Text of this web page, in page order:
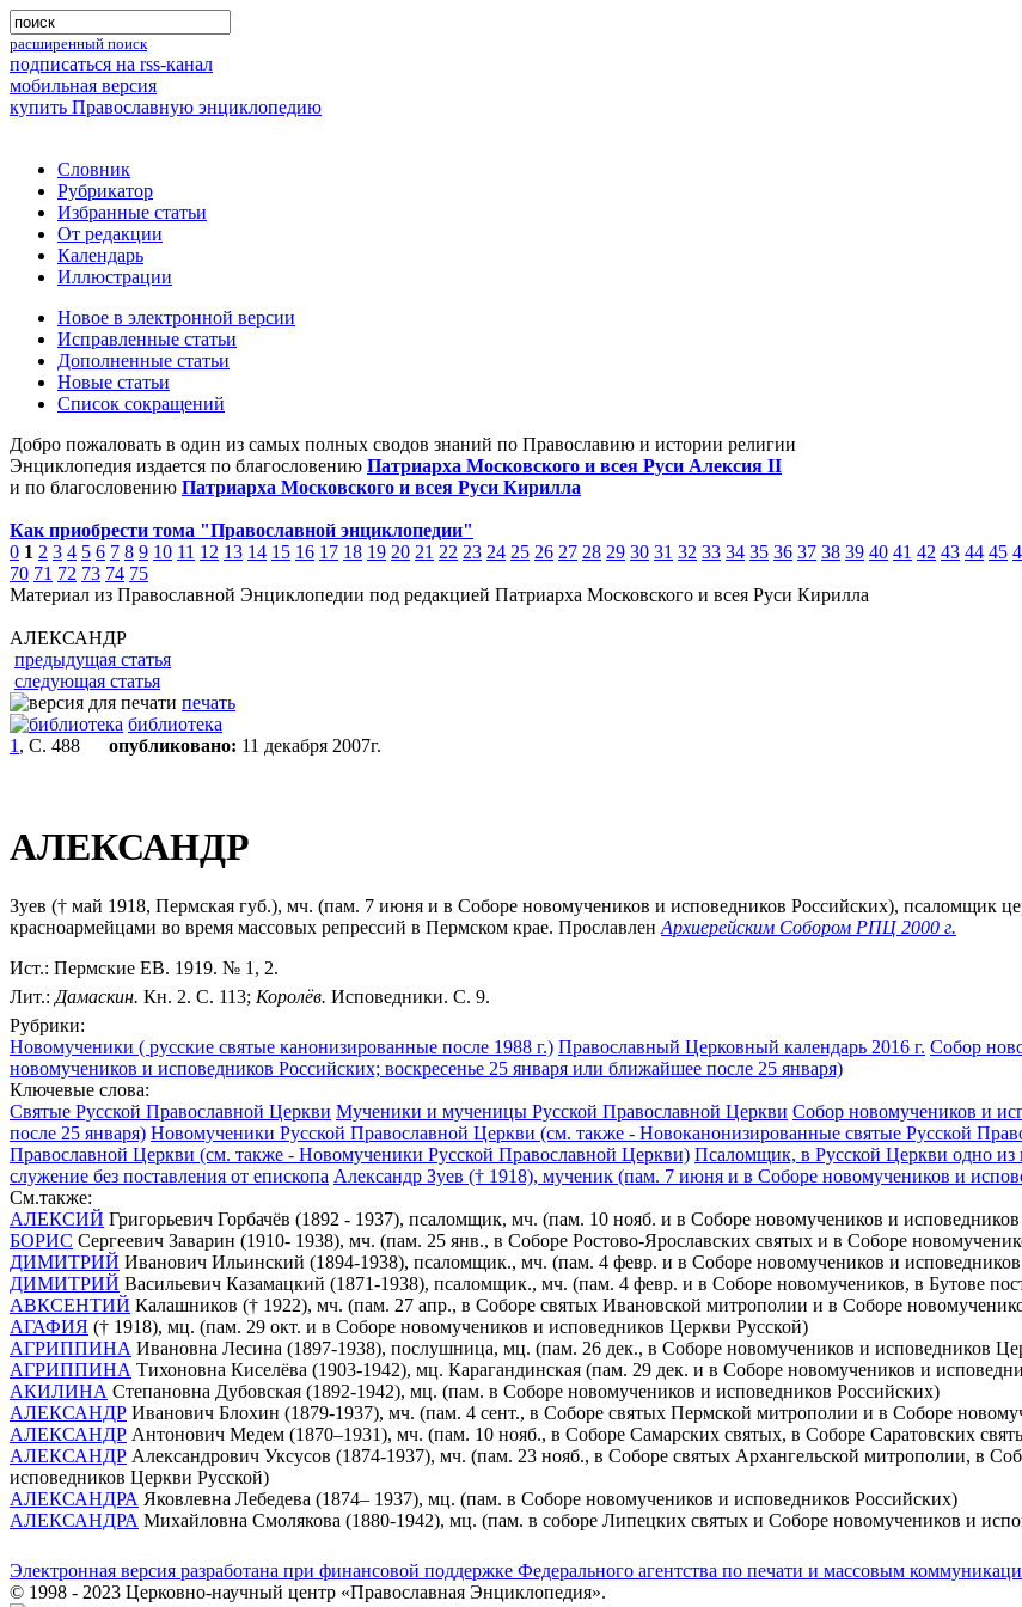
расширенный поиск
подписаться на rss-канал
мобильная версия
купить Православную энциклопедию
Словник
Рубрикатор
Избранные статьи
От редакции
Календарь
Иллюстрации
Новое в электронной версии
Исправленные статьи
Дополненные статьи
Новые статьи
Список сокращений
Добро пожаловать в один из самых полных сводов знаний по Православию и истории религии
Энциклопедия издается по благословению Патриарха Московского и всея Руси Алексия II
и по благословению Патриарха Московского и всея Руси Кирилла
Как приобрести тома "Православной энциклопедии"
0 1 2 3 4 5 6 7 8 9 10 11 12 13 14 15 16 17 18 19 20 21 22 23 24 25 26 27 28 29 30 31 32 33 34 35 36 37 38 39 40 41 42 43 44 45
70 71 72 73 74 75
Материал из Православной Энциклопедии под редакцией Патриарха Московского и всея Руси Кирилла
АЛЕКСАНДР
предыдущая статья
следующая статья
печать
библиотека
1 , С. 488 опубликовано: 11 декабря 2007г.
АЛЕКСАНДР
Зуев († май 1918, Пермская губ.), мч. (пам. 7 июня и в Соборе новомучеников и исповедников Российских), псаломщик
красноармейцами во время массовых репрессий в Пермском крае. Прославлен Архиерейским Собором РПЦ 2000 г.
Ист.: Пермские ЕВ. 1919. № 1, 2.
Лит.: Дамаскин. Кн. 2. С. 113; Королёв. Исповедники. С. 9.
Рубрики:
Новомученики ( русские святые канонизированные после 1988 г.) Православный Церковный календарь 2016 г. Собор
новомучеников и исповедников Российских; воскресенье 25 января или ближайшее после 25 января)
Ключевые слова:
Святые Русской Православной Церкви Мученики и мученицы Русской Православной Церкви Собор новомучеников и
после 25 января) Новомученики Русской Православной Церкви (см. также - Новоканонизированные святые Русской
Православной Церкви (см. также - Новомученики Русской Православной Церкви) Псаломщик, в Русской Церкви одно из
служение без поставления от епископа Александр Зуев († 1918), мученик (пам. 7 июня и в Соборе новомучеников и
См.также:
АЛЕКСИЙ Григорьевич Горбачёв (1892 - 1937), псаломщик, мч. (пам. 10 нояб. и в Соборе новомучеников и
БОРИС Сергеевич Заварин (1910- 1938), мч. (пам. 25 янв., в Соборе Ростово-Ярославских святых и в Соборе
ДИМИТРИЙ Иванович Ильинский (1894-1938), псаломщик., мч. (пам. 4 февр. и в Соборе новомучеников и
ДИМИТРИЙ Васильевич Казамацкий (1871-1938), псаломщик., мч. (пам. 4 февр. и в Соборе новомучеников, в Бутове
АВКСЕНТИЙ Калашников († 1922), мч. (пам. 27 апр., в Соборе святых Ивановской митрополии и в Соборе
АГАФИЯ († 1918), мц. (пам. 29 окт. и в Соборе новомучеников и исповедников Церкви Русской)
АГРИППИНА Ивановна Лесина (1897-1938), послушница, мц. (пам. 26 дек., в Соборе новомучеников и исповедников
АГРИППИНА Тихоновна Киселёва (1903-1942), мц. Карагандинская (пам. 29 дек. и в Соборе новомучеников и
АКИЛИНА Степановна Дубовская (1892-1942), мц. (пам. в Соборе новомучеников и исповедников Российских)
АЛЕКСАНДР Иванович Блохин (1879-1937), мч. (пам. 4 сент., в Соборе святых Пермской митрополии и в Соборе
АЛЕКСАНДР Антонович Медем (1870–1931), мч. (пам. 10 нояб., в Соборе Самарских святых, в Соборе Саратовских
АЛЕКСАНДР Александрович Уксусов (1874-1937), мч. (пам. 23 нояб., в Соборе святых Архангельской митрополии, в
исповедников Церкви Русской)
АЛЕКСАНДРА Яковлевна Лебедева (1874– 1937), мц. (пам. в Соборе новомучеников и исповедников Российских)
АЛЕКСАНДРА Михайловна Смолякова (1880-1942), мц. (пам. в соборе Липецких святых и Соборе новомучеников и
Электронная версия разработана при финансовой поддержке Федерального агентства по печати и массовым
© 1998 - 2023 Церковно-научный центр «Православная Энциклопедия».